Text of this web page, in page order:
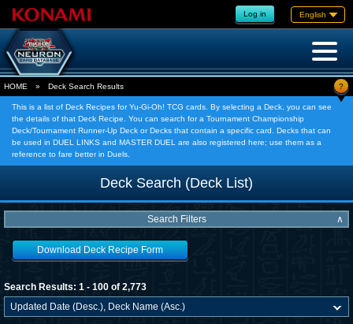
Log in English
HOME » Deck Search Results ?
This is a list of Deck Recipes for Yu-Gi-Oh! TCG cards. By selecting a Deck, you can see
the details of that Deck Recipe. You can search for a Tournament Championship
Deck/Tournament Runner-Up Deck or Decks that contain a specific card. Decks that can
be used in DUEL LINKS and MASTER DUEL are also registered here; use them as a
reference to fare better in Duels.
Deck Search (Deck List)
Search Filters ∧
Download Deck Recipe Form
Search Results: 1 - 100 of 2,773